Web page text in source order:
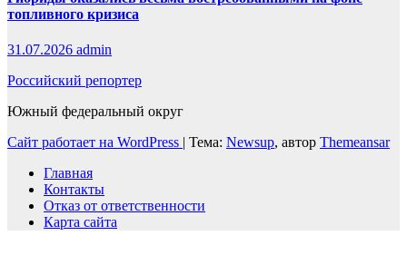
топливного кризиса
31.07.2026 admin
Российский репортер
Южный федеральный округ
Сайт работает на WordPress | Тема: Newsup, автор Themeansar
Главная
Контакты
Отказ от ответственности
Карта сайта